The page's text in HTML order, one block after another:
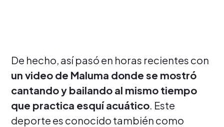
De hecho, así pasó en horas recientes con
un video de Maluma donde se mostró
cantando y bailando al mismo tiempo
que practica esquí acuático. Este
deporte es conocido también como